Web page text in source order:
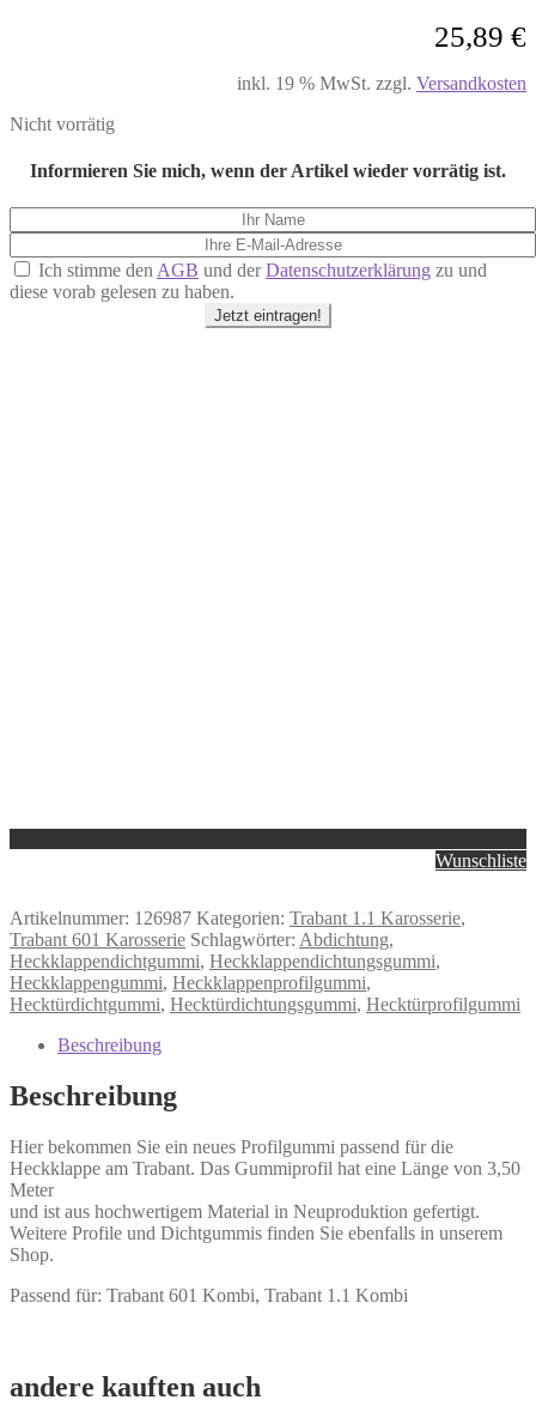
25,89 €
inkl. 19 % MwSt. zzgl. Versandkosten
Nicht vorrätig
Informieren Sie mich, wenn der Artikel wieder vorrätig ist.
Ich stimme den AGB und derDatenschutzerklärung zu und
diese vorab gelesen zu haben.
Jetzt eintragen!
Wunschliste
Artikelnummer: 126987 Kategorien: Trabant 1.1 Karosserie,
Trabant 601 Karosserie Schlagwörter: Abdichtung,
Heckklappendichtgummi, Heckklappendichtungsgummi,
Heckklappengummi, Heckklappenprofilgummi,
Hecktürdichtgummi, Hecktürdichtungsgummi, Hecktürprofilgummi
Beschreibung
Beschreibung
Hier bekommen Sie ein neues Profilgummi passend für die
Heckklappe am Trabant. Das Gummiprofil hat eine Länge von 3,50
Meter
und ist aus hochwertigem Material in Neuproduktion gefertigt.
Weitere Profile und Dichtgummis finden Sie ebenfalls in unserem
Shop.
Passend für: Trabant 601 Kombi, Trabant 1.1 Kombi
andere kauften auch